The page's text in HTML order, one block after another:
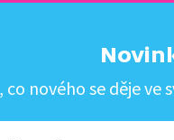
co nového se děje